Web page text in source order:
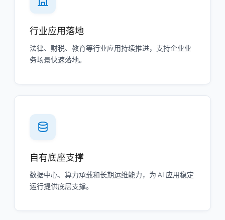
行业应用落地
法律、财税、教育等行业应用持续推进，支持企业业
务场景快速落地。
自有底座支撑
数据中心、算力承载和长期运维能力，为 AI 应用稳定
运行提供底层支撑。